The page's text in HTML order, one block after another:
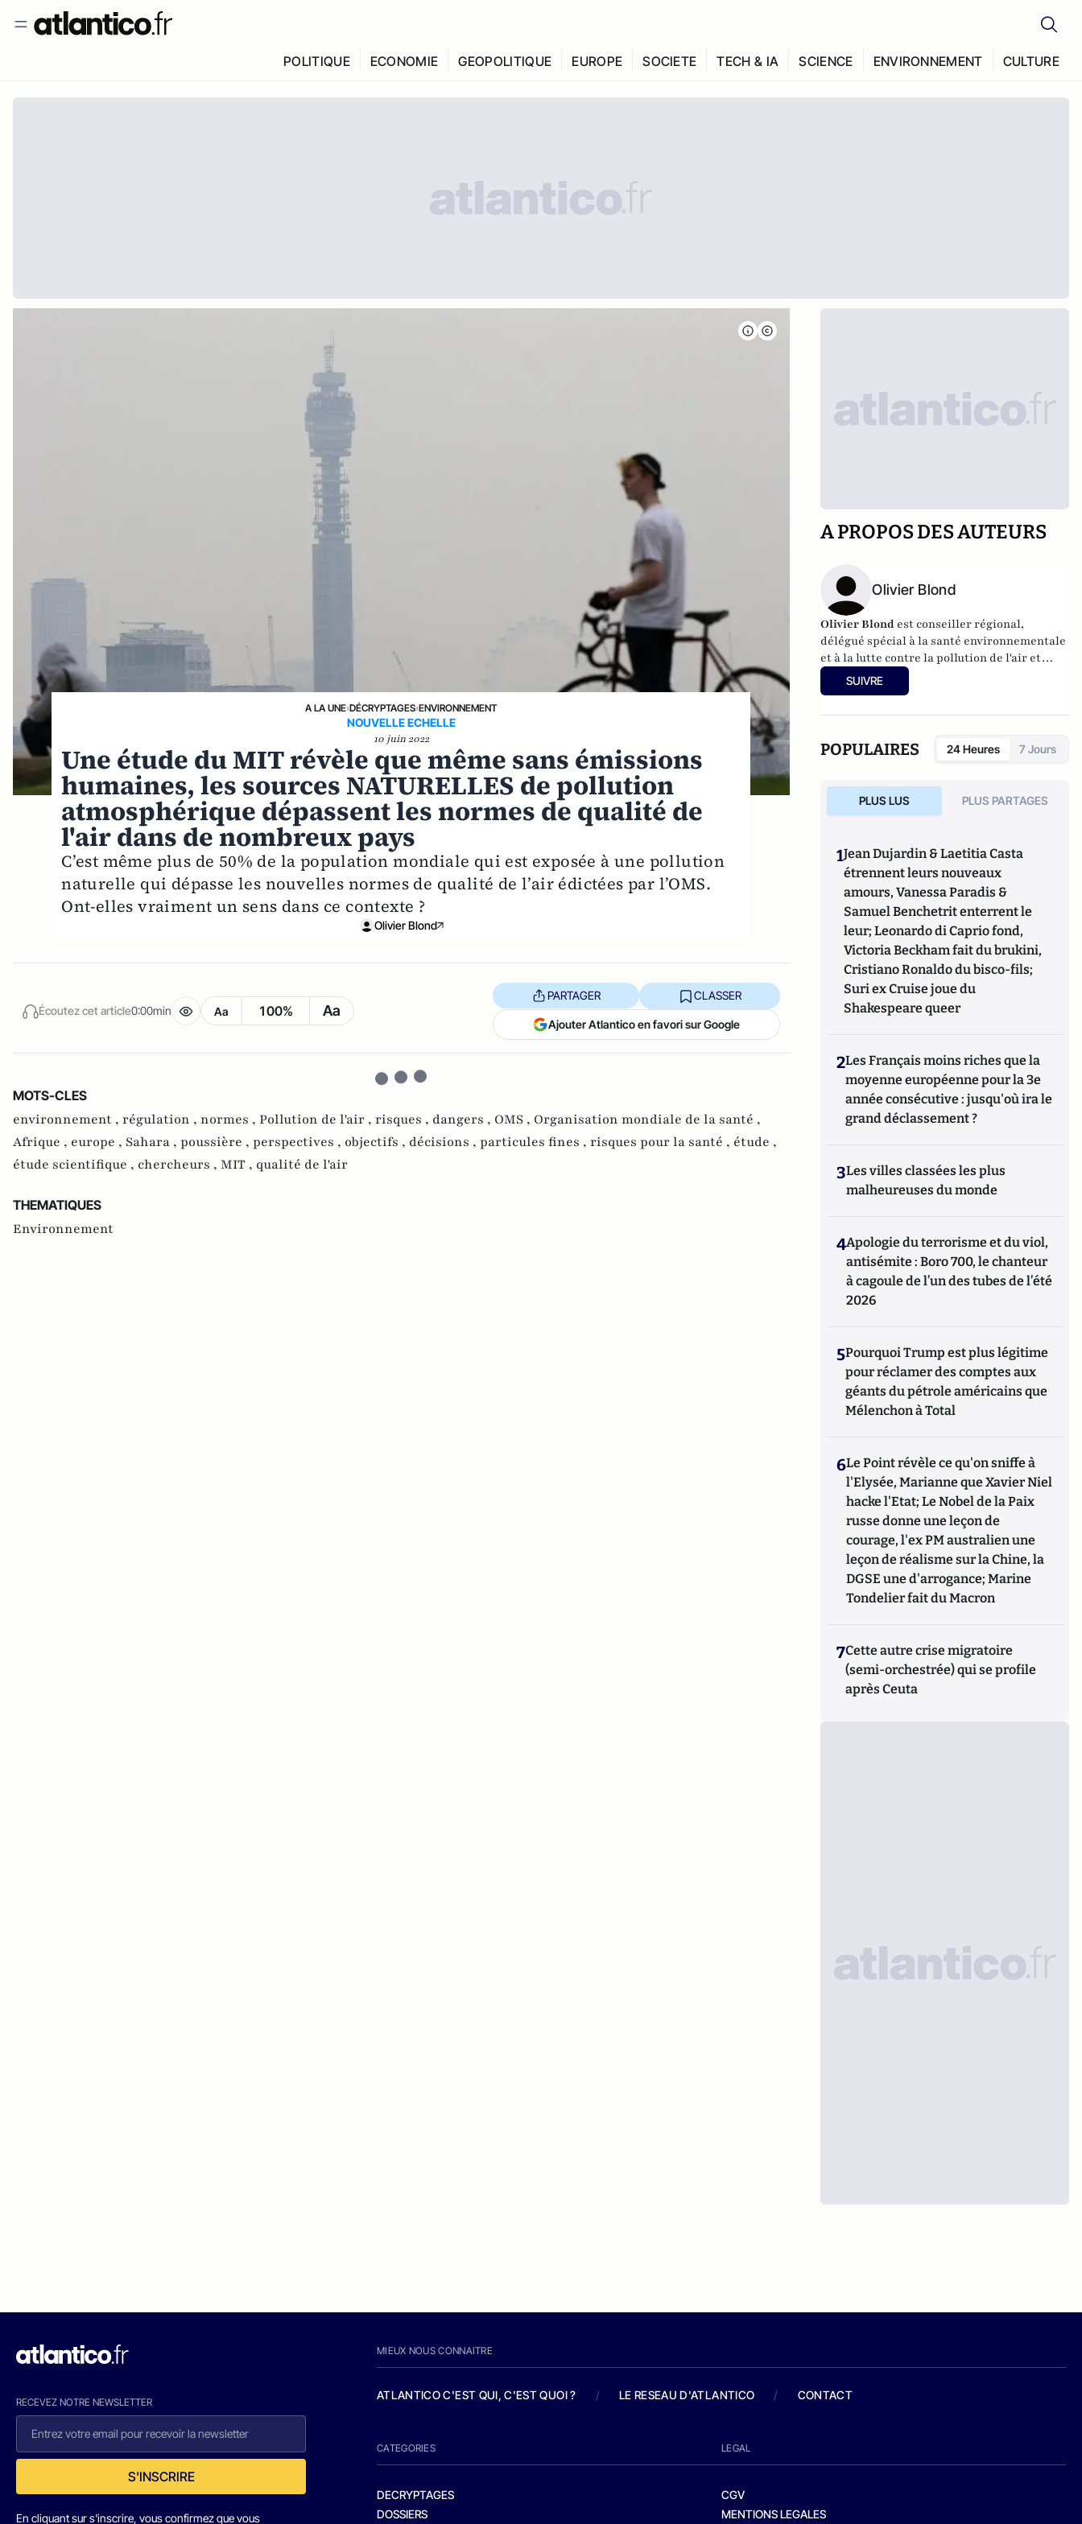
POLITIQUE ECONOMIE GEOPOLITIQUE EUROPE SOCIETE TECH & IA SCIENCE ENVIRONNEMENT CULTURE
A LA UNE›DÉCRYPTAGES›ENVIRONNEMENT
NOUVELLE ECHELLE
10 juin 2022
Une étude du MIT révèle que même sans émissions
humaines, les sources NATURELLES de pollution
atmosphérique dépassent les normes de qualité de
l'air dans de nombreux pays
C’est même plus de 50% de la population mondiale qui est exposée à une pollution
naturelle qui dépasse les nouvelles normes de qualité de l’air édictées par l’OMS.
Ont-elles vraiment un sens dans ce contexte ?
Olivier Blond
Écoutez cet article0:00min Aa 100% Aa
PARTAGER CLASSER
Ajouter Atlantico en favori sur Google
MOTS-CLES
environnement , régulation , normes , Pollution de l'air , risques , dangers , OMS , Organisation mondiale de la santé ,
Afrique , europe , Sahara , poussière , perspectives , objectifs , décisions , particules fines , risques pour la santé , étude ,
étude scientifique , chercheurs , MIT , qualité de l'air
THEMATIQUES
Environnement
A PROPOS DES AUTEURS
Olivier Blond
Olivier Blond est conseiller régional,
délégué spécial à la santé environnementale
et à la lutte contre la pollution de l'air et
Président de Bruitparif.
SUIVRE
POPULAIRES 24 Heures 7 Jours
PLUS LUS PLUS PARTAGES
1Jean Dujardin & Laetitia Casta
étrennent leurs nouveaux
amours, Vanessa Paradis &
Samuel Benchetrit enterrent le
leur; Leonardo di Caprio fond,
Victoria Beckham fait du brukini,
Cristiano Ronaldo du bisco-fils;
Suri ex Cruise joue du
Shakespeare queer
2Les Français moins riches que la
moyenne européenne pour la 3e
année consécutive : jusqu'où ira le
grand déclassement ?
3Les villes classées les plus
malheureuses du monde
4Apologie du terrorisme et du viol,
antisémite : Boro 700, le chanteur
à cagoule de l’un des tubes de l’été
2026
5Pourquoi Trump est plus légitime
pour réclamer des comptes aux
géants du pétrole américains que
Mélenchon à Total
6Le Point révèle ce qu'on sniffe à
l'Elysée, Marianne que Xavier Niel
hacke l'Etat; Le Nobel de la Paix
russe donne une leçon de
courage, l'ex PM australien une
leçon de réalisme sur la Chine, la
DGSE une d'arrogance; Marine
Tondelier fait du Macron
7Cette autre crise migratoire
(semi-orchestrée) qui se profile
après Ceuta
RECEVEZ NOTRE NEWSLETTER
S'INSCRIRE
En cliquant sur s'inscrire, vous confirmez que vous
MIEUX NOUS CONNAITRE
ATLANTICO C'EST QUI, C'EST QUOI ? / LE RESEAU D'ATLANTICO / CONTACT
CATEGORIES
DECRYPTAGES
DOSSIERS
LEGAL
CGV
MENTIONS LEGALES